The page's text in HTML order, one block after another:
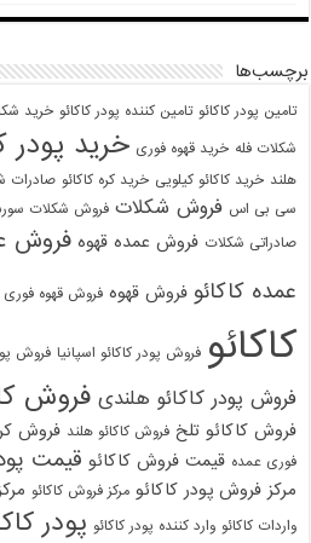
برچسب‌ها
تامین پودر کاکائو تامین کننده پودر کاکائو خرید
شکلات فله خرید قهوه فوری خرید پودر
هلند خرید کاکائو کیلویی خرید کره کاکائو صادرات
سی بی اس فروش شکلات فروش شکلات
صادراتی شکلات فروش عمده قهوه فروش
عمده کاکائو فروش قهوه فروش قهوه فوری
کاکائو فروش پودر کاکائو اسپانیا فروش
فروش پودر کاکائو هلندی فروش
فروش کاکائو تلخ فروش کاکائو هلند فروش
فوری عمده قیمت فروش کاکائو قیمت
مرکز فروش پودر کاکائو مرکز فروش کاکائو
واردات کاکائو وارد کننده پودر کاکائو پودر